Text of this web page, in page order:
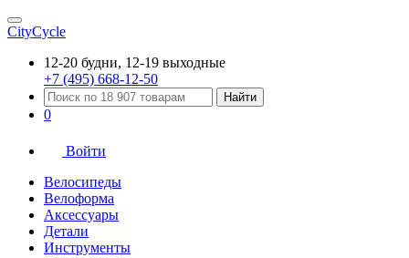
CityCycle
12-20 будни, 12-19 выходные
+7 (495) 668-12-50
Найти
0
Войти
Велосипеды
Велоформа
Аксессуары
Детали
Инструменты